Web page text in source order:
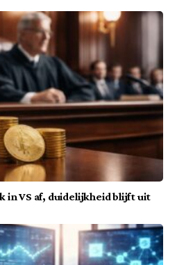
in VS af, duidelijkheid blijft uit